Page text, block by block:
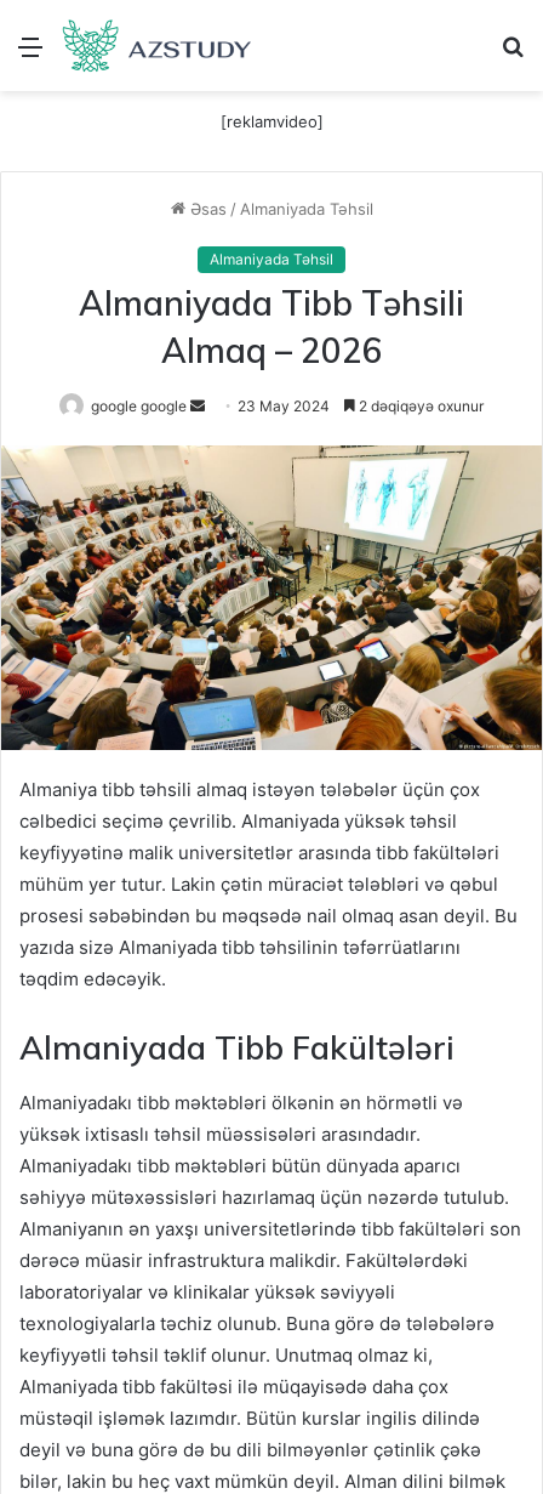
Menu
[reklamvideo]
Əsas / Almaniyada Təhsil
Almaniyada Təhsil
Almaniyada Tibb Təhsili
Almaq – 2026
google google
Send 23 May 2024 2 dəqiqəyə oxunur
Almaniya tibb təhsili almaq istəyən tələbələr üçün çox
cəlbedici seçimə çevrilib. Almaniyada yüksək təhsil
keyfiyyətinə malik universitetlər arasında tibb fakültələri
mühüm yer tutur. Lakin çətin müraciət tələbləri və qəbul
prosesi səbəbindən bu məqsədə nail olmaq asan deyil. Bu
yazıda sizə Almaniyada tibb təhsilinin təfərrüatlarını
təqdim edəcəyik.
Almaniyada Tibb Fakültələri
Almaniyadakı tibb məktəbləri ölkənin ən hörmətli və
yüksək ixtisaslı təhsil müəssisələri arasındadır.
Almaniyadakı tibb məktəbləri bütün dünyada aparıcı
səhiyyə mütəxəssisləri hazırlamaq üçün nəzərdə tutulub.
Almaniyanın ən yaxşı universitetlərində tibb fakültələri son
dərəcə müasir infrastruktura malikdir. Fakültələrdəki
laboratoriyalar və klinikalar yüksək səviyyəli
texnologiyalarla təchiz olunub. Buna görə də tələbələrə
keyfiyyətli təhsil təklif olunur. Unutmaq olmaz ki,
Almaniyada tibb fakültəsi ilə müqayisədə daha çox
müstəqil işləmək lazımdır. Bütün kurslar ingilis dilində
deyil və buna görə də bu dili bilməyənlər çətinlik çəkə
bilər, lakin bu heç vaxt mümkün deyil. Alman dilini bilmək